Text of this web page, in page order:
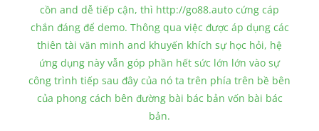
cồn and dễ tiếp cận, thì http://go88.auto cứng cáp
chắn đáng để demo. Thông qua việc được áp dụng các
thiên tài văn minh and khuyến khích sự học hỏi, hệ
ứng dụng này vẫn góp phần hết sức lớn lớn vào sự
công trình tiếp sau đây của nó ta trên phía trên bề bên
của phong cách bên đường bài bác bản vốn bài bác
bản.